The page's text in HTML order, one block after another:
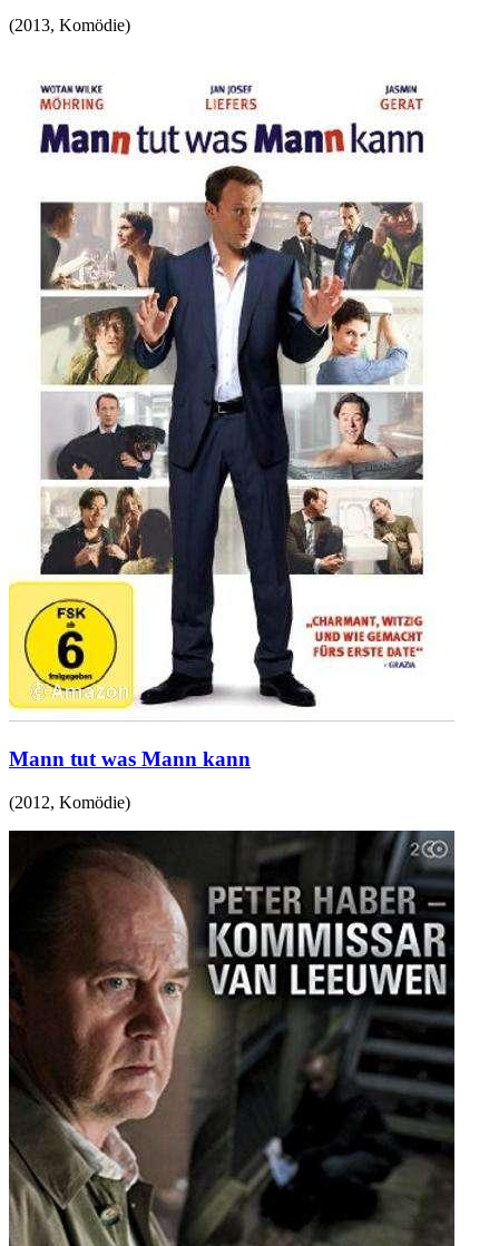
(2013, Komödie)
Mann tut was Mann kann
(2012, Komödie)